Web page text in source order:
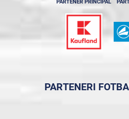
PARTENER PRINCIPAL
PARTENERI